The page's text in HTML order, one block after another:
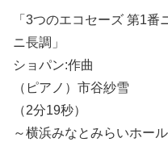
「3つのエコセーズ 第1
ニ長調」
ショパン:作曲
（ピアノ）市谷紗雪
（2分19秒）
～横浜みなとみらいホー